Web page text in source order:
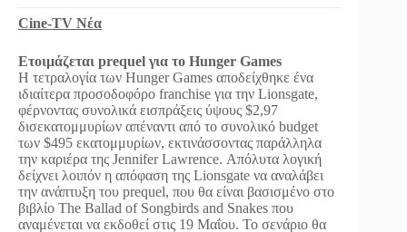
Cine-TV Νέα
Ετοιμάζεται prequel για το Hunger Games
Η τετραλογία των Hunger Games αποδείχθηκε ένα
ιδιαίτερα προσοδοφόρο franchise για την Lionsgate,
φέρνοντας συνολικά εισπράξεις ύψους $2,97
δισεκατομμυρίων απέναντι από το συνολικό budget
των $495 εκατομμυρίων, εκτινάσσοντας παράλληλα
την καριέρα της Jennifer Lawrence. Απόλυτα λογική
δείχνει λοιπόν η απόφαση της Lionsgate να αναλάβει
την ανάπτυξη του prequel, που θα είναι βασισμένο στο
βιβλίο The Ballad of Songbirds and Snakes που
αναμένεται να εκδοθεί στις 19 Μαΐου. Το σενάριο θα